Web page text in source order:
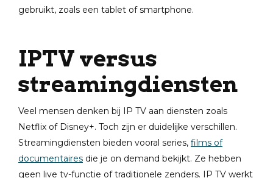
gebruikt, zoals een tablet of smartphone.
IPTV versus
streamingdiensten
Veel mensen denken bij IP TV aan diensten zoals
Netflix of Disney+. Toch zijn er duidelijke verschillen.
Streamingdiensten bieden vooral series, films of
documentaires die je on demand bekijkt. Ze hebben
geen live tv-functie of traditionele zenders. IP TV werkt